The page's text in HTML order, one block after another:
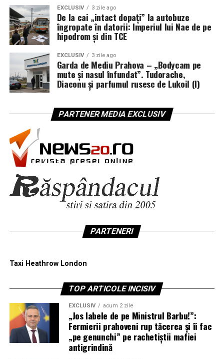
EXCLUSIV 3 zile ago
De la cai „intact dopați” la autobuze
îngropate în datorii: Imperiul lui Nae de pe
hipodrom și din TCE
EXCLUSIV 3 zile ago
Garda de Mediu Prahova – „Bodycam pe
mute și nasul înfundat”. Tudorache,
Diaconu și parfumul rusesc de Lukoil (I)
PARTENER MEDIA EXCLUSIV
PARTENERI
Taxi Heathrow London
TOP ARTICOLE INCISIV
EXCLUSIV acum 2 zile
„Jos labele de pe Ministrul Barbu!”:
Fermierii prahoveni rup tăcerea și îi fac
„pe genunchi” pe rachetiștii mafiei
antigrindină